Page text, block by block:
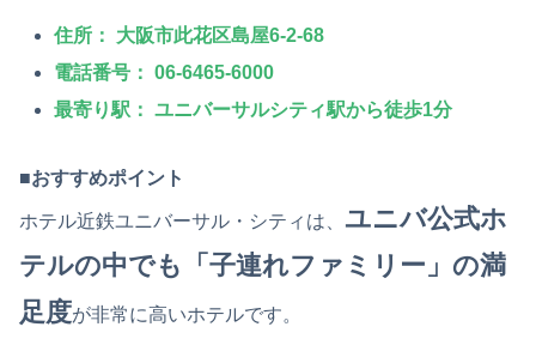
住所：
大阪市此花区島屋6-2-68
電話番号： 06-6465-6000
最寄り駅： ユニバーサルシティ駅から徒歩1分
■おすすめポイント
ホテル近鉄ユニバーサル・シティは、 ユニバ公式ホ
テルの中でも「子連れファミリー」の満
足度が非常に高いホテルです。